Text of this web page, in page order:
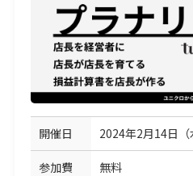
開催日 2024年2月14日
参加費
無料